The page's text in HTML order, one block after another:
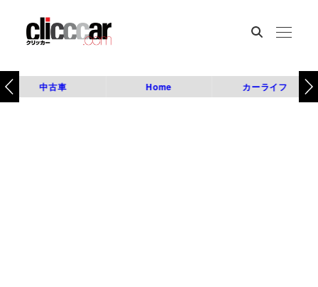
中古車 Home カーライフ